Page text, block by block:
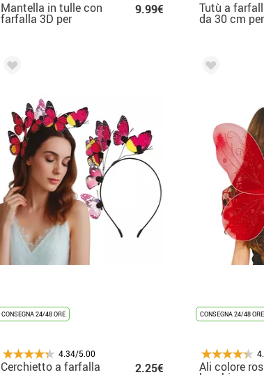
Mantella in tulle con
farfalla 3D per
9.99€ Tutù a
da 30 cm
CONSEGNA 24/48 ORE
4.34/5.00
Cerchietto a farfalla 2.25€
CONSEGNA 24/48 ORE
Ali colore